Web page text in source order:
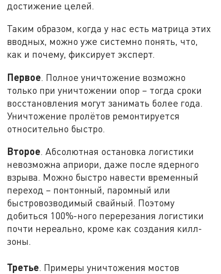
достижение целей.
Таким образом, когда у нас есть матрица этих
вводных, можно уже системно понять, что,
как и почему, фиксирует эксперт.
Первое. Полное уничтожение возможно
только при уничтожении опор – тогда сроки
восстановления могут занимать более года.
Уничтожение пролётов ремонтируется
относительно быстро.
Второе. Абсолютная остановка логистики
невозможна априори, даже после ядерного
взрыва. Можно быстро навести временный
переход – понтонный, паромный или
быстровозводимый свайный. Поэтому
добиться 100%-ного перерезания логистики
почти нереально, кроме как создания килл-
зоны.
Третье. Примеры уничтожения мостов